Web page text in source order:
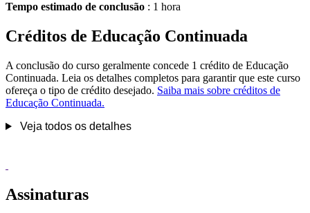
Tempo estimado de conclusão : 1 hora
Créditos de Educação Continuada
A conclusão do curso geralmente concede 1 crédito de Educação
Continuada. Leia os detalhes completos para garantir que este curso
ofereça o tipo de crédito desejado. Saiba mais sobre créditos de
Educação Continuada.
Veja todos os detalhes
Assinaturas